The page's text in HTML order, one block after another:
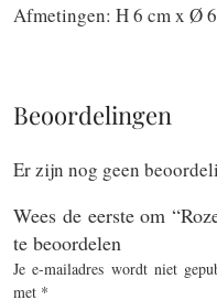
Afmetingen: H 6 cm x Ø
Beoordelingen
Er zijn nog geen
Wees de eerste om
te beoordelen
Je e-mailadres wordt niet
met *